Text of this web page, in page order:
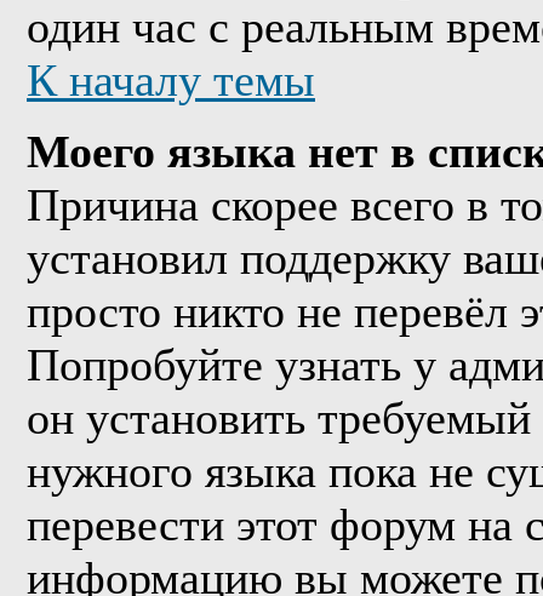
один час с реальным
К началу темы
Моего языка нет в
Причина скорее всего в
установил поддержку
просто никто не перевёл
Попробуйте узнать у
он установить
нужного языка пока не
перевести этот форум
информацию вы можете